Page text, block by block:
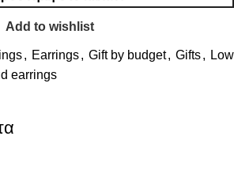
Add to wishlist
, Earrings, Gift by budget, Gifts, Low
earrings